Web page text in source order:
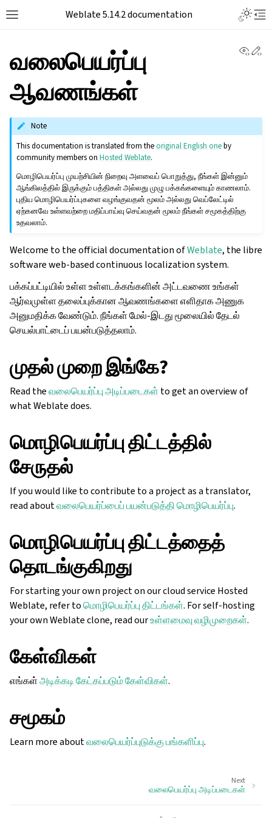
Weblate 5.14.2 documentation
வலைபெயர்ப்பு
ஆவணங்கள்
Note
This documentation is translated from theoriginal English oneby
community members onHosted Weblate.
மொழிபெயர்ப்பு முயற்சியின் நிறைவு அளவைப் பொறுத்து, நீங்கள் இன்னும்
ஆங்கிலத்தில் இருக்கும் பத்திகள் அல்லது முழு பக்கங்களையும் காணலாம்.
புதிய மொழிபெயர்ப்புகளை வழங்குவதன் மூலம் அல்லது வெப்லேட்டில்
ஏற்கனவே உள்ளவற்றை மதிப்பாய்வு செய்வதன் மூலம் நீங்கள் சமூகத்திற்கு
உதவலாம்.
Welcome to the official documentation ofWeblate, the libre
software web-based continuous localization system.
பக்கப்பட்டியில் உள்ள உள்ளடக்கங்களின் அட்டவணை உங்கள்
ஆர்வமுள்ள தலைப்புக்கான ஆவணங்களை எளிதாக அணுக
அனுமதிக்க வேண்டும். நீங்கள் மேல்-இடது மூலையில் தேடல்
செயல்பாட்டைப் பயன்படுத்தலாம்.
முதல் முறை இங்கே?
Read theவலைபெயர்ப்பு அடிப்படைகள் to get an overview of
what Weblate does.
மொழிபெயர்ப்பு திட்டத்தில்
சேருதல்
If you would like to contribute to a project as a translator,
read aboutவலைபெயர்ப்பைப் பயன்படுத்தி மொழிபெயர்ப்பு.
மொழிபெயர்ப்பு திட்டத்தைத்
தொடங்குகிறது
For starting your own project on our cloud service Hosted
Weblate, refer toமொழிபெயர்ப்பு திட்டங்கள். For self-hosting
your own Weblate clone, read ourஉள்ளமைவு வழிமுறைகள்.
கேள்விகள்
எங்கள்அடிக்கடி கேட்கப்படும் கேள்விகள்.
சமூகம்
Learn more aboutவலைபெயர்ப்புடுக்கு பங்களிப்பு.
Next
வலைபெயர்ப்பு அடிப்படைகள்